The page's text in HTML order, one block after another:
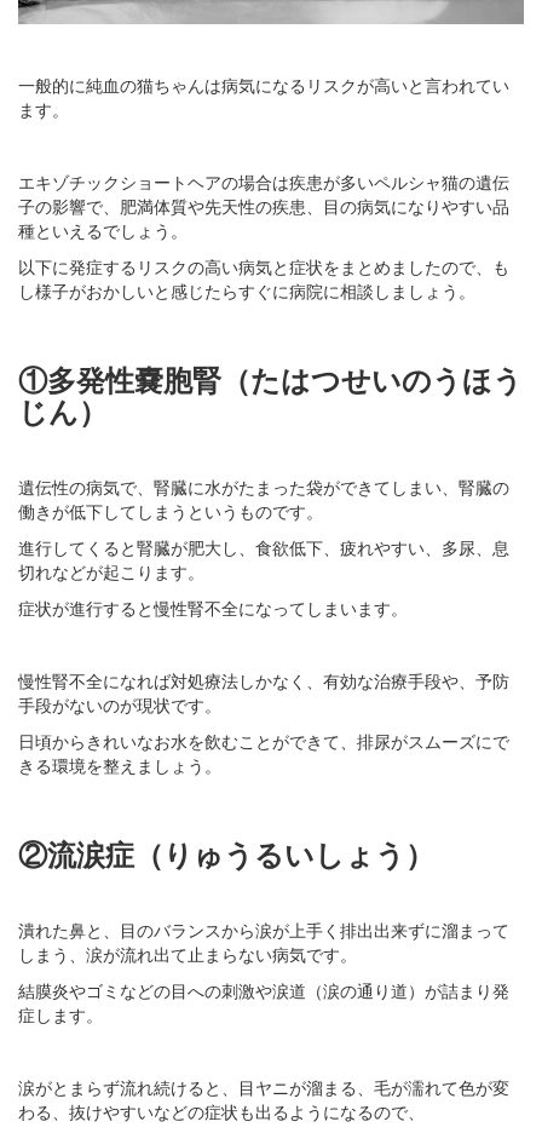
一般的に純血の猫ちゃんは病気になるリスクが高いと言われてい
ます。
エキゾチックショートヘアの場合は疾患が多いペルシャ猫の遺伝
子の影響で、肥満体質や先天性の疾患、目の病気になりやすい品
種といえるでしょう。
以下に発症するリスクの高い病気と症状をまとめましたので、も
し様子がおかしいと感じたらすぐに病院に相談しましょう。
①多発性嚢胞腎（たはつせいのうほう
じん）
遺伝性の病気で、腎臓に水がたまった袋ができてしまい、腎臓の
働きが低下してしまうというものです。
進行してくると腎臓が肥大し、食欲低下、疲れやすい、多尿、息
切れなどが起こります。
症状が進行すると慢性腎不全になってしまいます。
慢性腎不全になれば対処療法しかなく、有効な治療手段や、予防
手段がないのが現状です。
日頃からきれいなお水を飲むことができて、排尿がスムーズにで
きる環境を整えましょう。
②流涙症（りゅうるいしょう）
潰れた鼻と、目のバランスから涙が上手く排出出来ずに溜まって
しまう、涙が流れ出て止まらない病気です。
結膜炎やゴミなどの目への刺激や涙道（涙の通り道）が詰まり発
症します。
涙がとまらず流れ続けると、目ヤニが溜まる、毛が濡れて色が変
わる、抜けやすいなどの症状も出るようになるので、